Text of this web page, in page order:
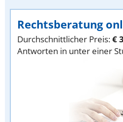
Rechtsberatung
Durchschnittlicher Preis:€
Antworten in unter einer